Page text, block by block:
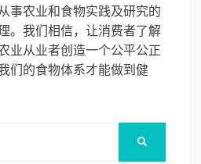
事农业和食物实践及研究的
。我们相信，让消费者了解
业从业者创造一个公平公正
们的食物体系才能做到健